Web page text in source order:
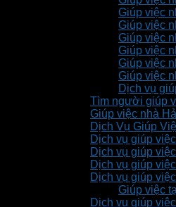
Giúp việc
Giúp việc
Giúp việc
Giúp việc
Giúp việc
Giúp việc
Dịch vụ
Tìm người giúp
Giúp việc nhà
Dịch Vụ Giúp
Dịch vụ giúp
Dịch vụ giúp
Dịch vụ giúp
Dịch vụ giúp
Giúp việc
Dịch vụ giúp